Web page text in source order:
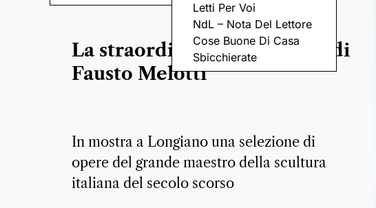
Letti Per Voi
NdL – Nota Del Lettore
Cose Buone Di Casa
Sbicchierate
La straordinaria leggerezza di
Fausto Melotti
In mostra a Longiano una selezione di
opere del grande maestro della scultura
italiana del secolo scorso